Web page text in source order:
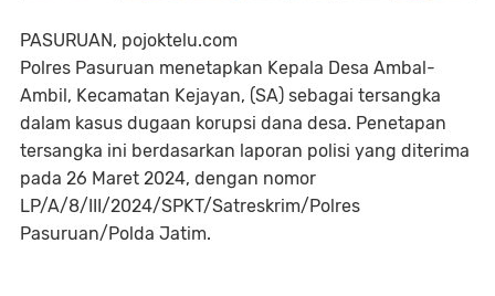
PASURUAN, pojoktelu.com
Polres Pasuruan menetapkan Kepala Desa Ambal-
Ambil, Kecamatan Kejayan, (SA) sebagai tersangka
dalam kasus dugaan korupsi dana desa. Penetapan
tersangka ini berdasarkan laporan polisi yang diterima
pada 26 Maret 2024, dengan nomor
LP/A/8/III/2024/SPKT/Satreskrim/Polres
Pasuruan/Polda Jatim.